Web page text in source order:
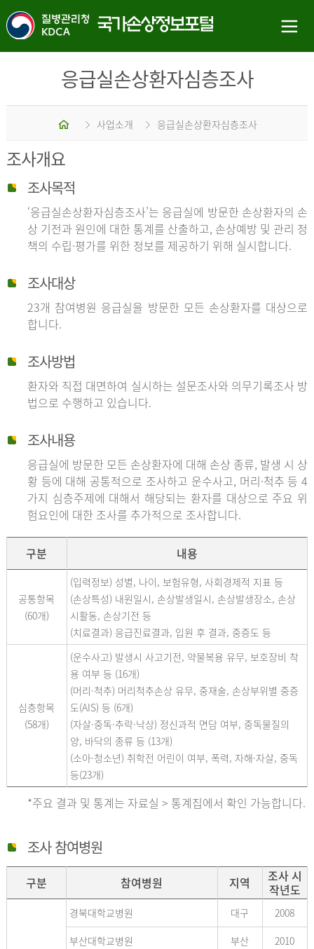
응급실손상환자심층조사
홈 사업소개 응급실손상환자심층조사
조사개요
조사목적
‘응급실손상환자심층조사’는 응급실에 방문한 손상환자의 손
상 기전과 원인에 대한 통계를 산출하고, 손상예방 및 관리 정
책의 수립·평가를 위한 정보를 제공하기 위해 실시합니다.
조사대상
23개 참여병원 응급실을 방문한 모든 손상환자를 대상으로
합니다.
조사방법
환자와 직접 대면하여 실시하는 설문조사와 의무기록조사 방
법으로 수행하고 있습니다.
조사내용
응급실에 방문한 모든 손상환자에 대해 손상 종류, 발생 시 상
황 등에 대해 공통적으로 조사하고 운수사고, 머리·척추 등 4
가지 심층주제에 대해서 해당되는 환자를 대상으로 주요 위
험요인에 대한 조사를 추가적으로 조사합니다.
구분 내용
공통항목
(60개)
(입력정보) 성별, 나이, 보험유형, 사회경제적 지표 등
(손상특성) 내원일시, 손상발생일시, 손상발생장소, 손상
시활동, 손상기전 등
(치료결과) 응급진료결과, 입원 후 결과, 중증도 등
심층항목
(58개)
(운수사고) 발생시 사고기전, 약물복용 유무, 보호장비 착
용 여부 등 (16개)
(머리·척추) 머리척추손상 유무, 중재술, 손상부위별 중증
도(AIS) 등 (6개)
(자살·중독·추락·낙상) 정신과적 면담 여부, 중독물질의
양, 바닥의 종류 등 (13개)
(소아·청소년) 취학전 어린이 여부, 폭력, 자해·자살, 중독
등(23개)
*주요 결과 및 통계는 자료실 > 통계집에서 확인 가능합니다.
조사 참여병원
구분 참여병원 지역
조사 시
작년도
경북대학교병원 대구
2008
부산대학교병원
부산
2010